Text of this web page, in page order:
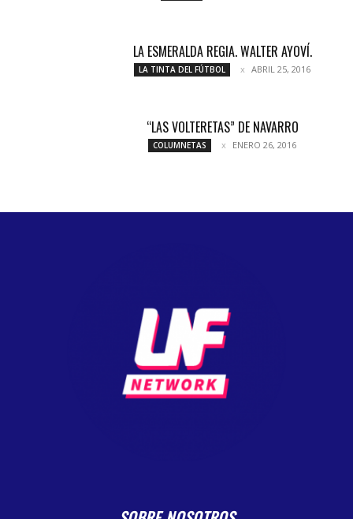
LA ESMERALDA REGIA. WALTER AYOVÍ.
LA TINTA DEL FÚTBOL ABRIL 25, 2016
“LAS VOLTERETAS” DE NAVARRO
COLUMNETAS ENERO 26, 2016